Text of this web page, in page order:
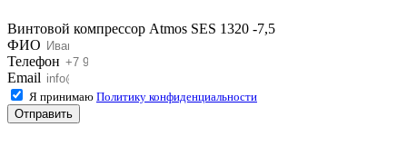
Винтовой компрессор Atmos SES 1320 -7,5
ФИО
Телефон
Email
Я принимаю Политику конфиденциальности
Отправить